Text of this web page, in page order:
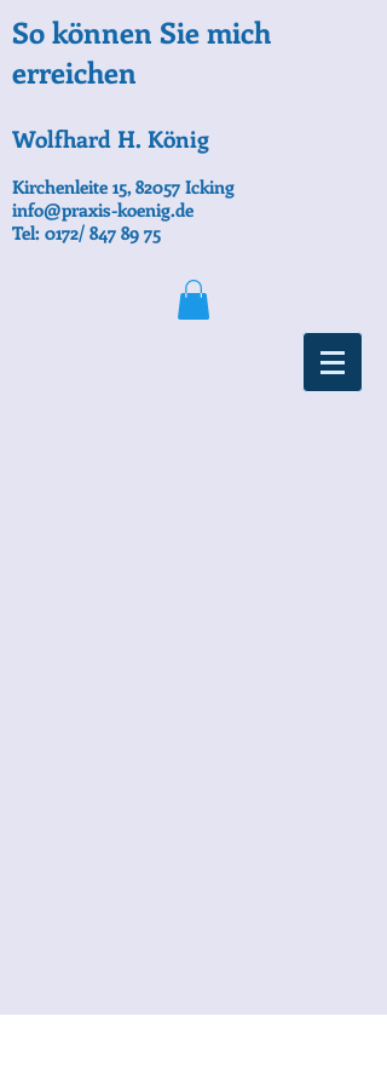
So können Sie mich
erreichen
Wolfhard H. König
Kirchenleite 15, 82057 Icking
info@praxis-koenig.de
Tel: 0172/ 847 89 75